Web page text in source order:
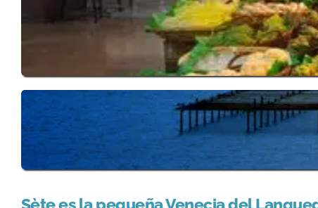
Sète es la pequeña Venecia del